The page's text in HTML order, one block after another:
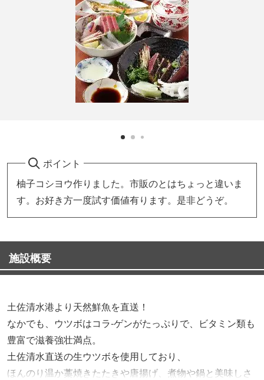
ポイント
柚子コシヨウ作りました。市販のとはちょっと違いま
す。お好き方一度試す価値有ります。是非どうぞ。
施設概要
土佐清水港より天然鮮魚を直送！
なかでも、ウツボはコラ-ゲンがたっぷりで、ビタミン類も
豊富で滋養強壮満点。
土佐清水直送の生ウツボを使用しており、
ほんのり温か藁焼きたたきや唐揚げ、煮物や鍋と美味しさ